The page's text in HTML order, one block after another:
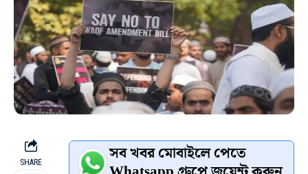
SHARE সব খবর মোবাইলে পেতে